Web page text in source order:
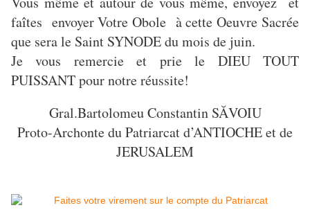
faîtes envoyer Votre Obole à cette Oeuvre Sacrée
que sera le Saint SYNODE du mois de juin.
Je vous remercie et prie le DIEU TOUT
PUISSANT pour notre réussite!
Gral.Bartolomeu Constantin SĂVOIU
Proto-Archonte du Patriarcat d’ANTIOCHE et de
JERUSALEM